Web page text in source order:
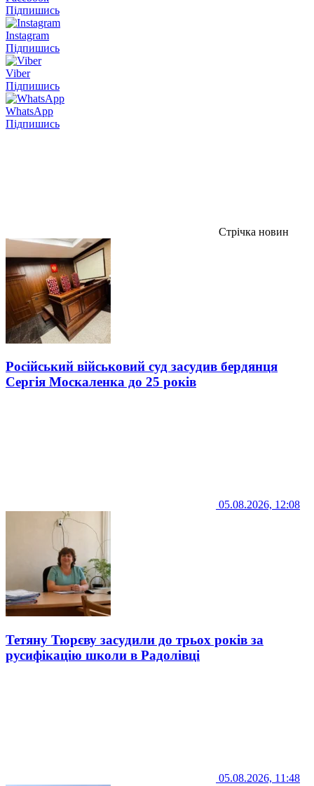
Підпишись
Instagram
Підпишись
Viber
Підпишись
WhatsApp
Підпишись
Стрічка новин
Російський військовий суд засудив бердянця
Сергія Москаленка до 25 років
05.08.2026, 12:08
Тетяну Тюрєву засудили до трьох років за
русифікацію школи в Радолівці
05.08.2026, 11:48